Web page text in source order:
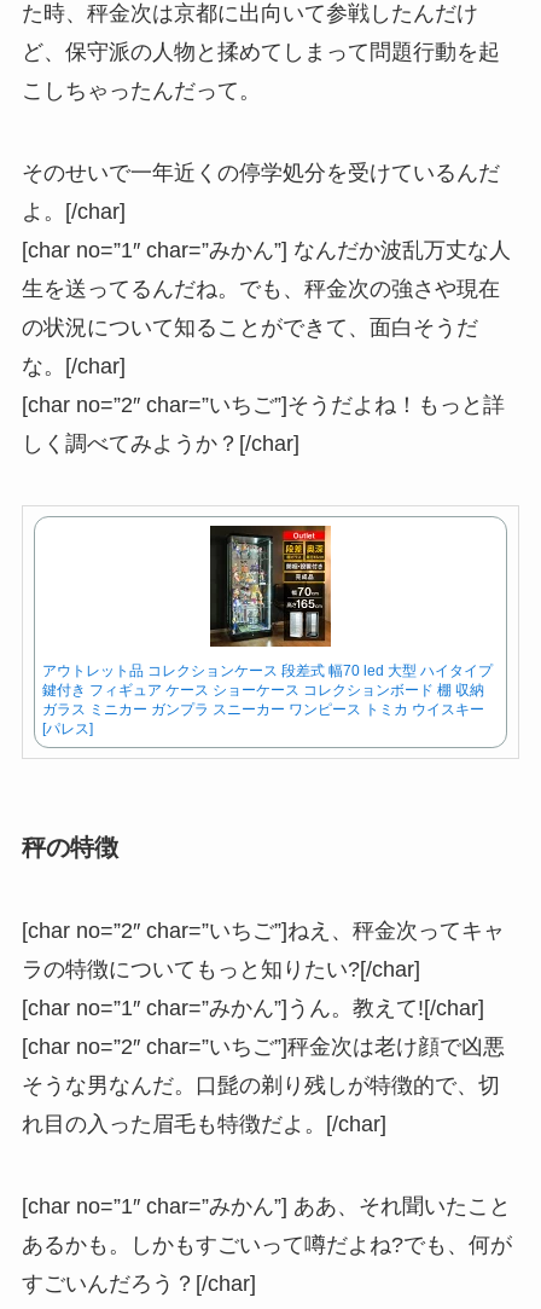
た時、秤金次は京都に出向いて参戦したんだけ
ど、保守派の人物と揉めてしまって問題行動を起
こしちゃったんだって。
そのせいで一年近くの停学処分を受けているんだ
よ。[/char]
[char no=”1″ char=”みかん”] なんだか波乱万丈な人
生を送ってるんだね。でも、秤金次の強さや現在
の状況について知ることができて、面白そうだ
な。[/char]
[char no=”2″ char=”いちご”]そうだよね！もっと詳
しく調べてみようか？[/char]
アウトレット品 コレクションケース 段差式 幅70 led 大型 ハイタイプ
鍵付き フィギュア ケース ショーケース コレクションボード 棚 収納
ガラス ミニカー ガンプラ スニーカー ワンピース トミカ ウイスキー
[パレス]
秤の特徴
[char no=”2″ char=”いちご”]ねえ、秤金次ってキャ
ラの特徴についてもっと知りたい?[/char]
[char no=”1″ char=”みかん”]うん。教えて![/char]
[char no=”2″ char=”いちご”]秤金次は老け顔で凶悪
そうな男なんだ。口髭の剃り残しが特徴的で、切
れ目の入った眉毛も特徴だよ。[/char]
[char no=”1″ char=”みかん”] ああ、それ聞いたこと
あるかも。しかもすごいって噂だよね?でも、何が
すごいんだろう？[/char]